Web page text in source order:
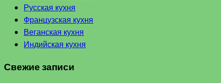
Русская кухня
Французская кухня
Веганская кухня
Индийская кухня
Свежие записи